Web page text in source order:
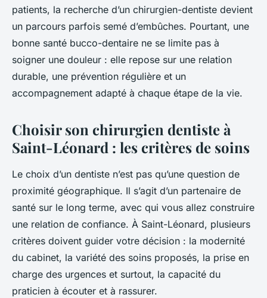
patients, la recherche d’un chirurgien-dentiste devient
un parcours parfois semé d’embûches. Pourtant, une
bonne santé bucco-dentaire ne se limite pas à
soigner une douleur : elle repose sur une relation
durable, une prévention régulière et un
accompagnement adapté à chaque étape de la vie.
Choisir son chirurgien dentiste à
Saint-Léonard : les critères de soins
Le choix d’un dentiste n’est pas qu’une question de
proximité géographique. Il s’agit d’un partenaire de
santé sur le long terme, avec qui vous allez construire
une relation de confiance. À Saint-Léonard, plusieurs
critères doivent guider votre décision : la modernité
du cabinet, la variété des soins proposés, la prise en
charge des urgences et surtout, la capacité du
praticien à écouter et à rassurer.